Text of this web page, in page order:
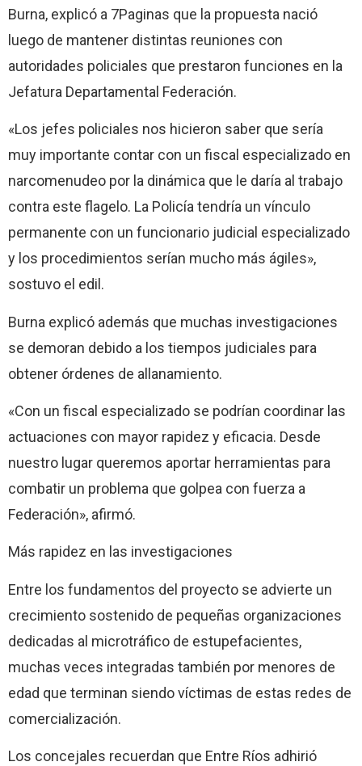
Burna, explicó a 7Paginas que la propuesta nació
luego de mantener distintas reuniones con
autoridades policiales que prestaron funciones en la
Jefatura Departamental Federación.
«Los jefes policiales nos hicieron saber que sería
muy importante contar con un fiscal especializado en
narcomenudeo por la dinámica que le daría al trabajo
contra este flagelo. La Policía tendría un vínculo
permanente con un funcionario judicial especializado
y los procedimientos serían mucho más ágiles»,
sostuvo el edil.
Burna explicó además que muchas investigaciones
se demoran debido a los tiempos judiciales para
obtener órdenes de allanamiento.
«Con un fiscal especializado se podrían coordinar las
actuaciones con mayor rapidez y eficacia. Desde
nuestro lugar queremos aportar herramientas para
combatir un problema que golpea con fuerza a
Federación», afirmó.
Más rapidez en las investigaciones
Entre los fundamentos del proyecto se advierte un
crecimiento sostenido de pequeñas organizaciones
dedicadas al microtráfico de estupefacientes,
muchas veces integradas también por menores de
edad que terminan siendo víctimas de estas redes de
comercialización.
Los concejales recuerdan que Entre Ríos adhirió